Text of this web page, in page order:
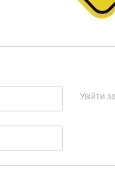
Увійти